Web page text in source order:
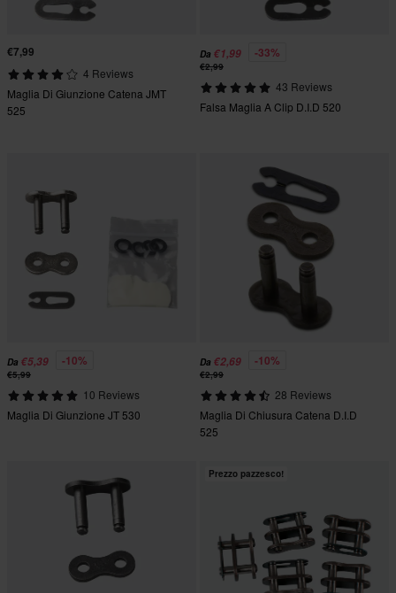
€7,99
4 Reviews
Maglia Di Giunzione Catena JMT
525
Da €1,99 -33%
€2,99
43 Reviews
Falsa Maglia A Clip D.I.D 520
Da €5,39 -10%
€5,99
10 Reviews
Maglia Di Giunzione JT 530
Da €2,69 -10%
€2,99
28 Reviews
Maglia Di Chiusura Catena D.I.D
525
Prezzo pazzesco!